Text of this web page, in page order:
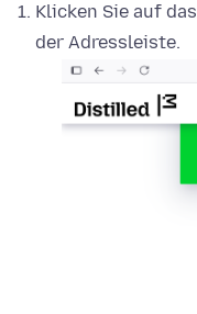
Klicken Sie auf das
der Adressleiste.